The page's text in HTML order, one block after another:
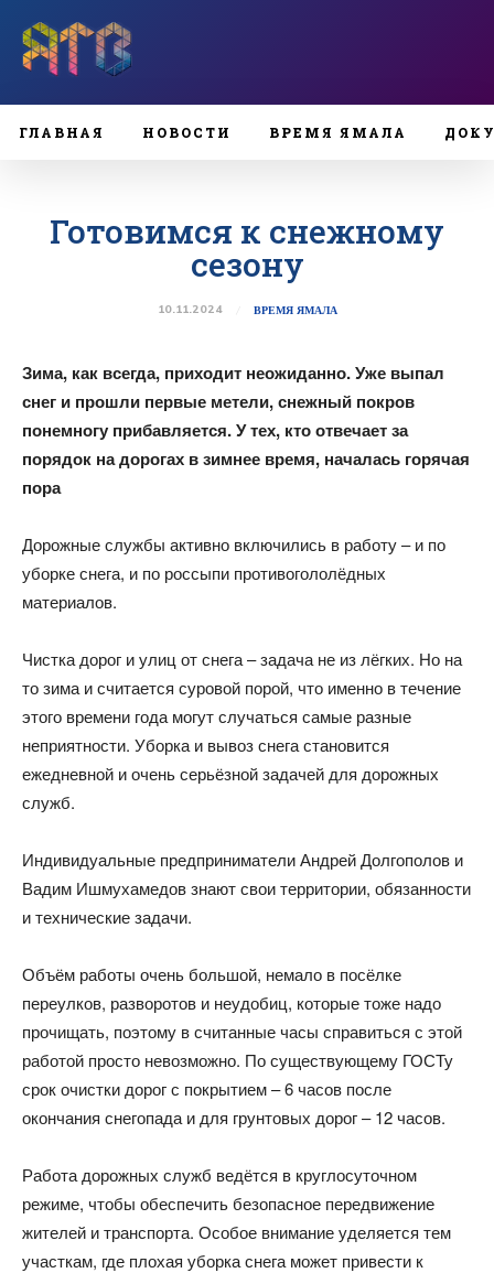
ГЛАВНАЯ НОВОСТИ ВРЕМЯ ЯМАЛА
Готовимся к снежному
сезону
10.11.2024 ВРЕМЯ ЯМАЛА
Зима, как всегда, приходит неожиданно. Уже выпал
снег и прошли первые метели, снежный покров
понемногу прибавляется. У тех, кто отвечает за
порядок на дорогах в зимнее время, началась горячая
пора
Дорожные службы активно включились в работу – и по
уборке снега, и по россыпи противогололёдных
материалов.
Чистка дорог и улиц от снега – задача не из лёгких. Но на
то зима и считается суровой порой, что именно в течение
этого времени года могут случаться самые разные
неприятности. Уборка и вывоз снега становится
ежедневной и очень серьёзной задачей для дорожных
служб.
Индивидуальные предприниматели Андрей Долгополов и
Вадим Ишмухамедов знают свои территории, обязанности
и технические задачи.
Объём работы очень большой, немало в посёлке
переулков, разворотов и неудобиц, которые тоже надо
прочищать, поэтому в считанные часы справиться с этой
работой просто невозможно. По существующему ГОСТу
срок очистки дорог с покрытием – 6 часов после
окончания снегопада и для грунтовых дорог – 12 часов.
Работа дорожных служб ведётся в круглосуточном
режиме, чтобы обеспечить безопасное передвижение
жителей и транспорта. Особое внимание уделяется тем
участкам, где плохая уборка снега может привести к